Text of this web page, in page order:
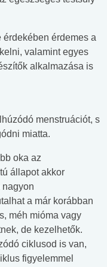
érdemes a
valamint egyes
alkalmazása is
menstruációt, s
miatta.
oka az
állapot akkor
nagyon
a már korábban
méh mióma vagy
de kezelhetők.
ciklusod is van,
figyelemmel